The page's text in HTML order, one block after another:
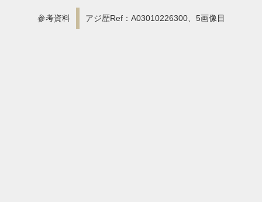
参考資料 アジ歴Ref：A03010226300、5画像目